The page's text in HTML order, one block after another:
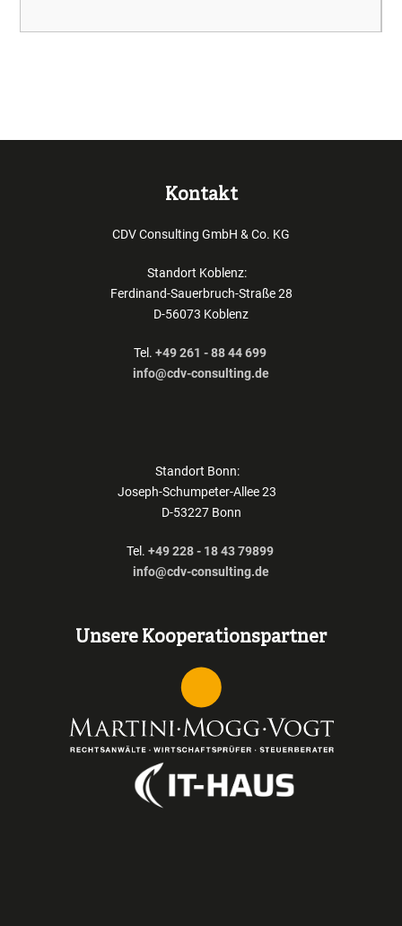
Kontakt
CDV Consulting GmbH & Co. KG
Standort Koblenz:
Ferdinand-Sauerbruch-Straße 28
D-56073 Koblenz
Tel. +49 261 - 88 44 699
info@cdv-consulting.de
Standort Bonn:
Joseph-Schumpeter-Allee 23
D-53227 Bonn
Tel. +49 228 - 18 43 79899
info@cdv-consulting.de
Unsere Kooperationspartner